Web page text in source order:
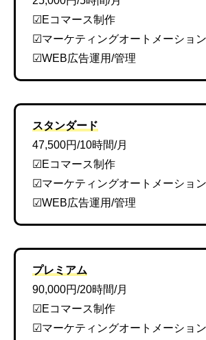
☑Eコマース制作
☑マーケティングオートメーショ
☑WEB広告運用/管理
スタンダード
47,500円/10時間/月
☑Eコマース制作
☑マーケティングオートメーショ
☑WEB広告運用/管理
プレミアム
90,000円/20時間/月
☑Eコマース制作
☑マーケティングオートメーショ